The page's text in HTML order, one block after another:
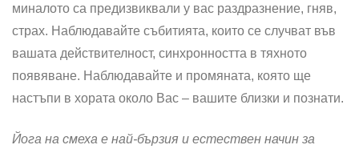
миналото са предизвиквали у вас раздразнение, гняв,
страх. Наблюдавайте събитията, които се случват във
вашата действителност, синхронността в тяхното
появяване. Наблюдавайте и промяната, която ще
настъпи в хората около Вас – вашите близки и познати.
Йога на смеха е най-бързия и естествен начин за